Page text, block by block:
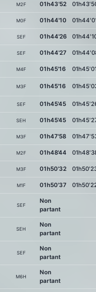
M2F 01h43'52
M0F 01h44'10
SEF 01h44'26
SEF 01h44'27
M4F 01h45'16
M3F 01h45'16
SEF 01h45'45
SEH 01h45'45
M3F 01h47'58
M2F 01h48'44
M3F 01h50'32
M1F 01h50'37
SEF
Non
partant
SEH
Non
partant
SEF
Non
partant
M6H
Non
partant